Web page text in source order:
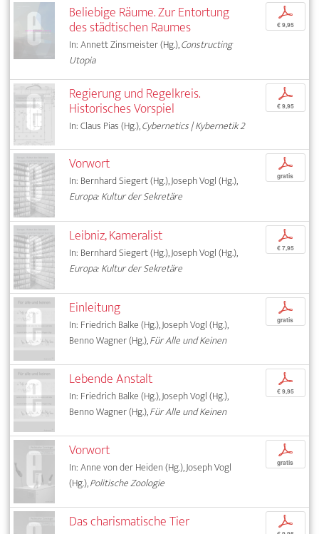
Beliebige Räume. Zur Entortung
des städtischen Raumes
In: Annett Zinsmeister (Hg.),Constructing
Utopia
p
€ 9,95
Regierung und Regelkreis.
Historisches Vorspiel
In: Claus Pias (Hg.),Cybernetics | Kybernetik 2
p
€ 9,95
Vorwort
In: Bernhard Siegert (Hg.), Joseph Vogl (Hg.),
Europa: Kultur der Sekretäre
p
gratis
Leibniz, Kameralist
In: Bernhard Siegert (Hg.), Joseph Vogl (Hg.),
Europa: Kultur der Sekretäre
p
€ 7,95
Einleitung
In: Friedrich Balke (Hg.), Joseph Vogl (Hg.),
Benno Wagner (Hg.),Für Alle und Keinen
p
gratis
Lebende Anstalt
In: Friedrich Balke (Hg.), Joseph Vogl (Hg.),
Benno Wagner (Hg.),Für Alle und Keinen
p
€ 9,95
Vorwort
In: Anne von der Heiden (Hg.), Joseph Vogl
(Hg.),Politische Zoologie
p
gratis
Das charismatische Tier p